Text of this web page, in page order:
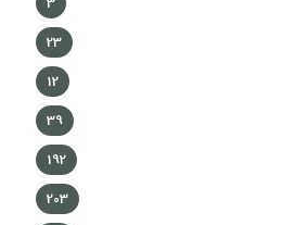
23
12
39
192
203